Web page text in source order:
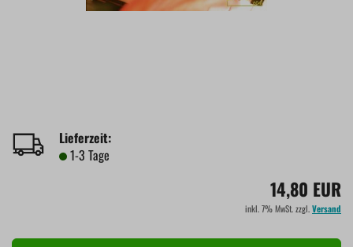
Lieferzeit:
1-3 Tage
14,80 EUR
inkl. 7% MwSt. zzgl.Versand